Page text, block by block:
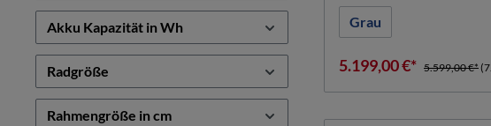
Akku Kapazität in Wh
Radgröße
Rahmengröße in cm
Grau
5.199,00 €* 5.599,00 €*